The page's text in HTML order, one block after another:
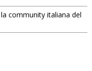
la community italiana del